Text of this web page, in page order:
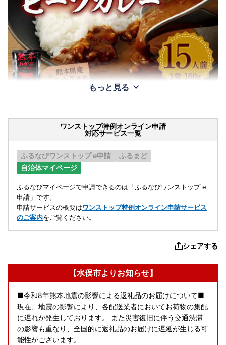
もっと見る
ワンストップ特例オンライン申請
対応サービス一覧
ふるなびワンストップ e申請
ふるまど
自治体マイページ
ふるなびマイページで申請できるのは「ふるなびワンストップ e
申請」です。
申請サービスの概要はワンストップ特例オンライン申請サービス
のご案内をご覧ください。
シェアする
【水俣市よりお知らせ】
■令和8年熊本地震の影響による返礼品のお届けについて■
現在、地震の影響により、各配送業者においてお荷物の集配
に遅れが発生しております。 また災害復旧に伴う交通渋滞
の影響も重なり、全国的に返礼品のお届けに遅延が生じる可
能性がございます。